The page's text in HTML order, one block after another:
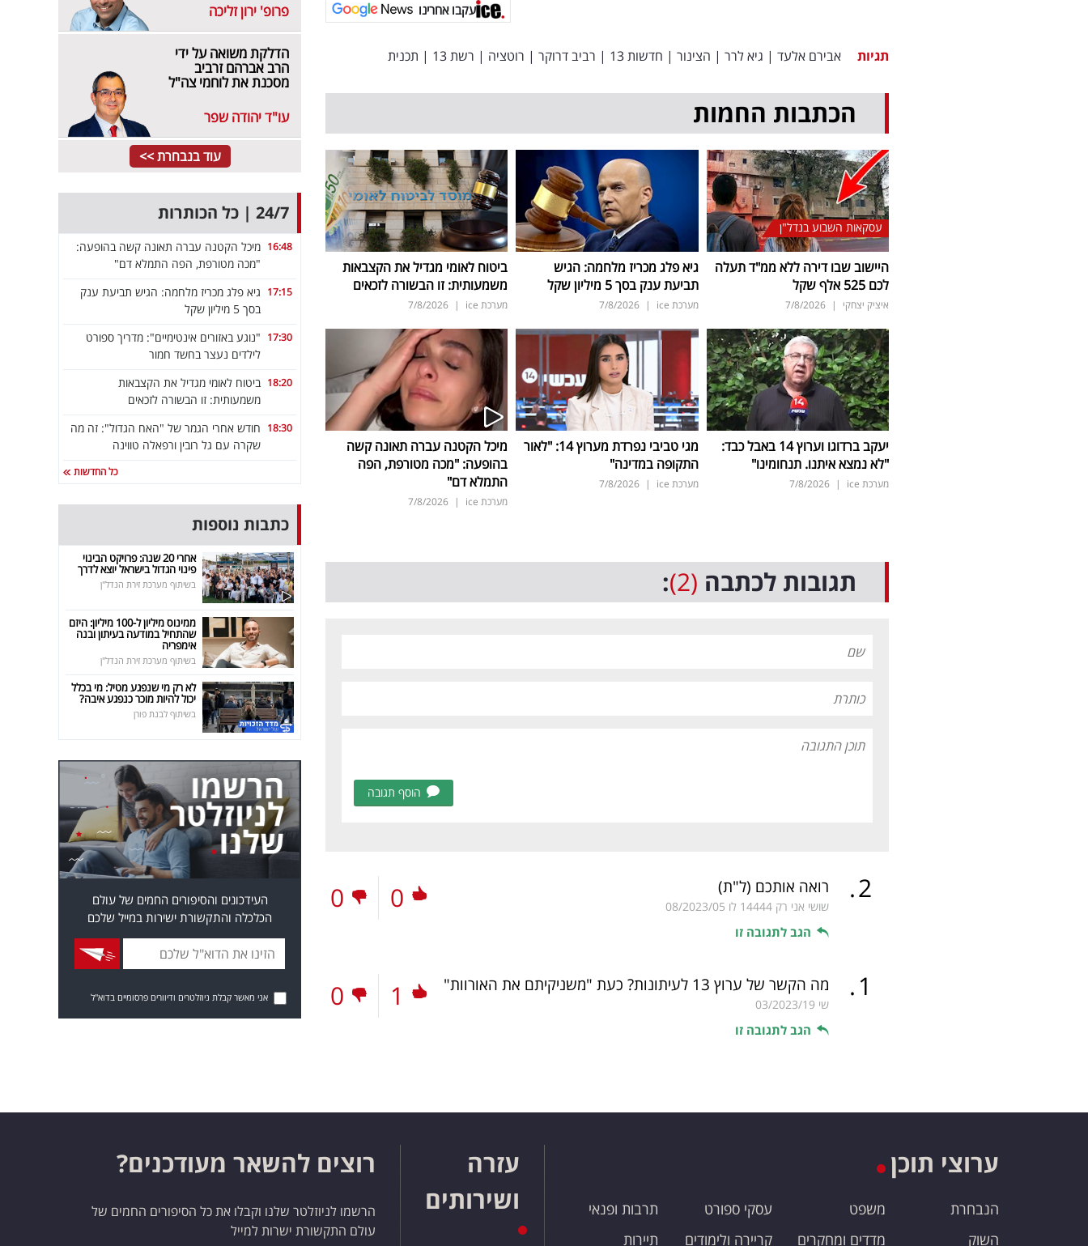
עקבו אחרינו
תגיות אבירם אלעד | גיא לרר | הצינור | חדשות 13 | רביב דרוקר | רוטציה | רשת 13 | תכנית
הכתבות החמות
עסקאות השבוע בנדל"ן
היישוב שבו דירה ללא ממ"ד תעלה
לכם 525 אלף שקל
איציק יצחקי |
7/8/2026
גיא פלג מכריז מלחמה: הגיש
תביעת ענק בסך 5 מיליון שקל
מערכת ice |
7/8/2026
ביטוח לאומי מגדיל את הקצבאות
משמעותית: זו הבשורה לזכאים
מערכת ice |
7/8/2026
יעקב ברדוגו וערוץ 14 באבל כבד:
"לא נמצא איתנו. תנחומינו"
מערכת ice |
7/8/2026
מגי טביבי נפרדת מערוץ 14: "לאור
התקופה במדינה"
מערכת ice |
7/8/2026
מיכל הקטנה עברה תאונה קשה
בהופעה: "מכה מטורפת, הפה
התמלא דם"
מערכת ice |
7/8/2026
תגובות לכתבה (2)
:
הוסף תגובה
2
. רואה אותכם (ל"ת)
שושי אני רק 14444 לו 08/2023/05
הגב לתגובה זו
0
0
1
. מה הקשר של ערוץ 13 לעיתונות? כעת "משניקיתם את האורוות"
שי 03/2023/19
הגב לתגובה זו
1
0
פרופ' ירון זליכה
הדלקת משואה על ידי
הרב אברהם זרביב
מסכנת את לוחמי צה"ל
עו"ד יהודה שפר
עוד בנבחרת >>
24/7 | כל הכותרות
16:48 מיכל הקטנה עברה תאונה קשה בהופעה:
"מכה מטורפת, הפה התמלא דם"
17:15 גיא פלג מכריז מלחמה: הגיש תביעת ענק
בסך 5 מיליון שקל
17:30 "נוגע באזורים אינטימיים": מדריך ספורט
לילדים נעצר בחשד חמור
18:20 ביטוח לאומי מגדיל את הקצבאות
משמעותית: זו הבשורה לזכאים
18:30 חודש אחרי הגמר של "האח הגדול": זה מה
שקרה עם גל רובין ורפאלה טווינה
כל החדשות
כתבות נוספות
אחרי 20 שנה: פרויקט הבינוי
פינוי הגדול בישראל יוצא לדרך
בשיתוף מערכת זירת הנדל"ן
ממינוס מיליון ל-100 מיליון: היזם
שהתחיל במודעה בעיתון ובנה
אימפריה
בשיתוף מערכת זירת הנדל"ן
לא רק מי שנפגע מטיל: מי בכלל
יכול להיות מוכר כנפגע איבה?
בשיתוף לבנת פורן
העידכונים והסיפורים החמים של עולם
הכלכלה והתקשורת ישירות במייל שלכם
אני מאשר קבלת ניוזלטרים ודיוורים פרסומיים בדוא"ל
ערוצי תוכן
הנבחרת
השוק
משפט
מדדים ומחקרים
עסקי ספורט
קריירה ולימודים
תרבות ופנאי
תיירות
עזרה
ושירותים
רוצים להשאר מעודכנים?
הרשמו לניוזלטר שלנו וקבלו את כל הסיפורים החמים של
עולם התקשורת ישרות למייל